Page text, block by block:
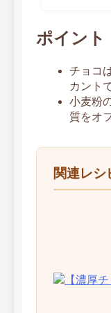
ポイント
チョコ
カント
小麦粉
質をオ
関連レシ